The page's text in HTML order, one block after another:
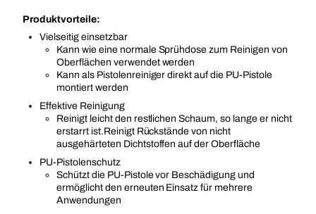
Produktvorteile:
Vielseitig einsetzbar
Kann wie eine normale Sprühdose zum Reinigen von
Oberflächen verwendet werden
Kann als Pistolenreiniger direkt auf die PU-Pistole
montiert werden
Effektive Reinigung
Reinigt leicht den restlichen Schaum, so lange er nicht
erstarrt ist.Reinigt Rückstände von nicht
ausgehärteten Dichtstoffen auf der Oberfläche
PU-Pistolenschutz
Schützt die PU-Pistole vor Beschädigung und
ermöglicht den erneuten Einsatz für mehrere
Anwendungen